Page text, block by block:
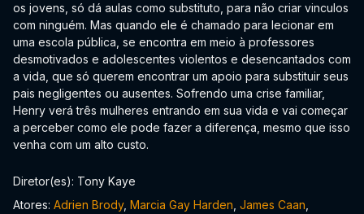
os jovens, só dá aulas como substituto, para não criar vinculos
com ninguém. Mas quando ele é chamado para lecionar em
uma escola pública, se encontra em meio à professores
desmotivados e adolescentes violentos e desencantados com
a vida, que só querem encontrar um apoio para substituir seus
pais negligentes ou ausentes. Sofrendo uma crise familiar,
Henry verá três mulheres entrando em sua vida e vai começar
a perceber como ele pode fazer a diferença, mesmo que isso
venha com um alto custo.
Diretor(es): Tony Kaye
Atores: Adrien Brody, Marcia Gay Harden James Caan